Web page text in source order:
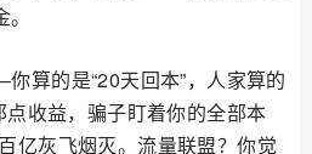
算的是“20天回本”，人家算的
点收益，骗子盯着你的全部本
亿灰飞烟灭。流量联盟？你觉